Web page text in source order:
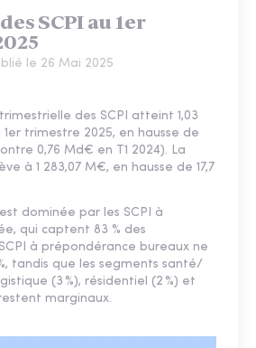
SCPI au 1er
le 26 Mai 2025
des SCPI atteint 1,03
1er trimestre 2025, en hausse de
0,76 Md€ en T1 2024). La
à 1 283,07 M€, en hausse de 17,7
dominée par les SCPI à
qui captent 83 % des
à prépondérance bureaux ne
tandis que les segments santé/
(3 %), résidentiel (2 %) et
marginaux.